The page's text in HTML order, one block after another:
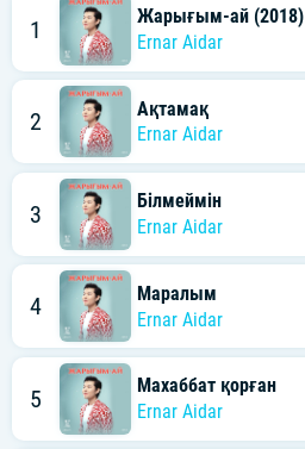
1
Жарығым-ай (2018)
Ernar Aidar
2
Ақтамақ
Ernar Aidar
3
Білмеймін
Ernar Aidar
4
Маралым
Ernar Aidar
5
Махаббат қорған
Ernar Aidar